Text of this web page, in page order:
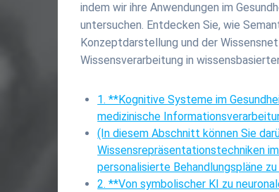
indem wir ihre Anwendungen im
untersuchen. Entdecken Sie, wie
Konzeptdarstellung und der
Wissensverarbeitung in
1. **Kognitive Systeme im
medizinische
(In diesem Abschnitt können Sie
Wissensrepräsentationstechniken
personalisierte Behandlungspläne
2. **Von symbolischer KI zu